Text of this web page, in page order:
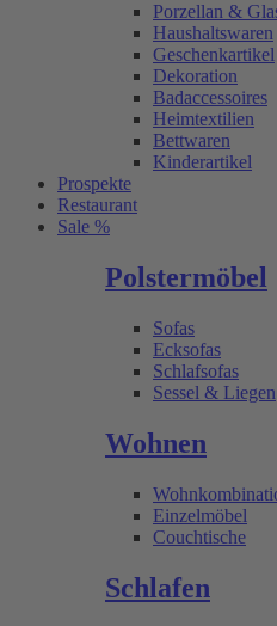
Porzellan &
Haushaltswaren
Geschenkartikel
Dekoration
Badaccessoires
Heimtextilien
Bettwaren
Kinderartikel
Prospekte
Restaurant
Sale %
Polstermöbel
Sofas
Ecksofas
Schlafsofas
Sessel & Liegen
Wohnen
Einzelmöbel
Couchtische
Schlafen